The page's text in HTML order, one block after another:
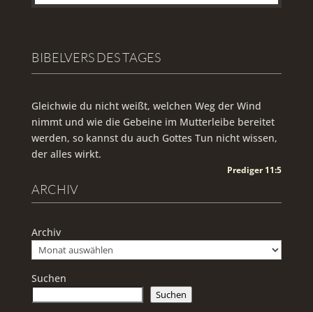
BIBELVERS DES TAGES
Gleichwie du nicht weißt, welchen Weg der Wind
nimmt und wie die Gebeine im Mutterleibe bereitet
werden, so kannst du auch Gottes Tun nicht wissen,
der alles wirkt.
Prediger 11:5
ARCHIV
Archiv
Suchen
Suchen